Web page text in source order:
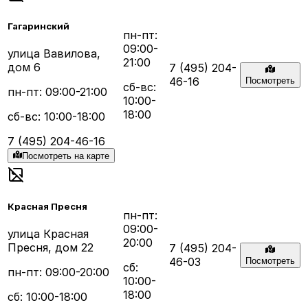
Гагаринский
улица Вавилова,
дом 6
пн-пт: 09:00-21:00
сб-вс: 10:00-18:00
7 (495) 204-46-16
Посмотреть на карте
пн-пт:
09:00-
21:00
сб-вс:
10:00-
18:00
7 (495) 204-
46-16
Посмотреть
Красная Пресня
улица Красная
Пресня, дом 22
пн-пт: 09:00-20:00
сб: 10:00-18:00
пн-пт:
09:00-
20:00
сб:
10:00-
18:00
7 (495) 204-
46-03
Посмотреть